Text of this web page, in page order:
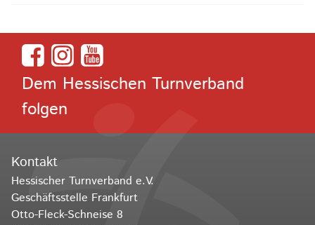
Dem Hessischen Turnverband
folgen
Kontakt
Hessischer Turnverband e.V.
Geschäftsstelle Frankfurt
Otto-Fleck-Schneise 8